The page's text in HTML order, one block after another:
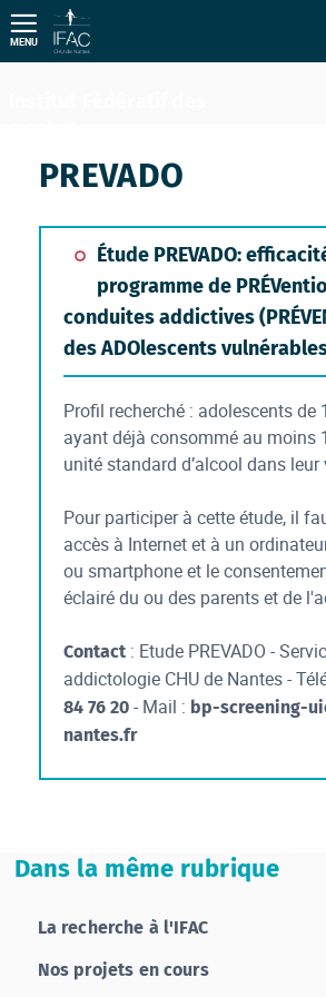
Aller
au
contenu
Comportementales
MENU
PREVADO
Étude PREVADO:
programme de
conduites addictives
des ADOlescents
Profil recherché : adolescents de
ayant déjà consommé au moins
unité standard d’alcool dans leur
Pour participer à cette étude, il
accès à Internet et à un
ou smartphone et le
éclairé du ou des parents et de
Contact : Etude PREVADO -
addictologie CHU de Nantes -
84 76 20 - Mail : bp-screening-
nantes.fr
Dans la même rubrique
La recherche à l'IFAC
Nos projets en cours